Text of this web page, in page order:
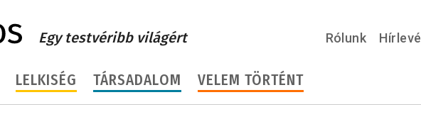
Egy testvéribb világért Rólunk Hírlevél
LELKISÉG TÁRSADALOM VELEM TÖRTÉNT